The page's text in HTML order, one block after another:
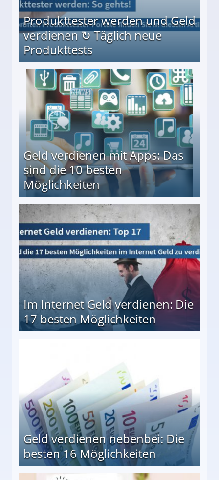
Produkttester werden und Geld
verdienen ↻ Täglich neue
Produkttests
↻ Täglich neue Produkttests
Geld verdienen mit Apps: Das
sind die 10 besten
Möglichkeiten
besten Möglichkeiten
Im Internet Geld verdienen: Die
17 besten Möglichkeiten
Geld verdienen nebenbei: Die
besten 16 Möglichkeiten